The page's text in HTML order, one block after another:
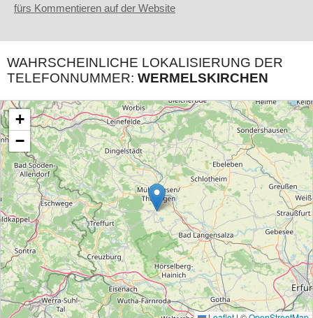
fürs Kommentieren auf der Website
WAHRSCHEINLICHE LOKALISIERUNG DER
TELEFONNUMMER: WERMELSKIRCHEN